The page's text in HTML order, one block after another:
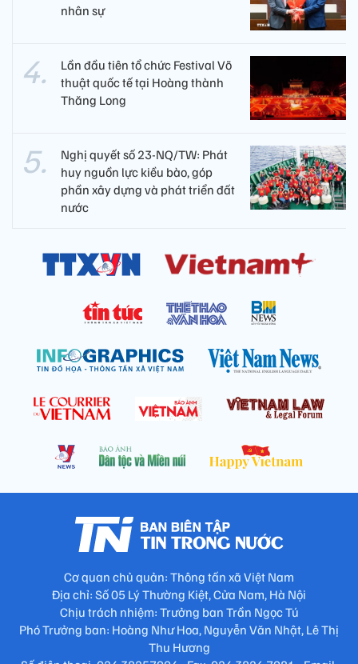
nhân sự
Lần đầu tiên tổ chức Festival Võ
thuật quốc tế tại Hoàng thành
Thăng Long
Nghị quyết số 23-NQ/TW: Phát
huy nguồn lực kiều bào, góp
phần xây dựng và phát triển đất
nước
Cơ quan chủ quản: Thông tấn xã Việt Nam
Địa chỉ: Số 05 Lý Thường Kiệt, Cửa Nam, Hà Nội
Chịu trách nhiệm: Trưởng ban Trần Ngọc Tú
Phó Trưởng ban: Hoàng Như Hoa, Nguyễn Văn Nhật, Lê Thị
Thu Hương